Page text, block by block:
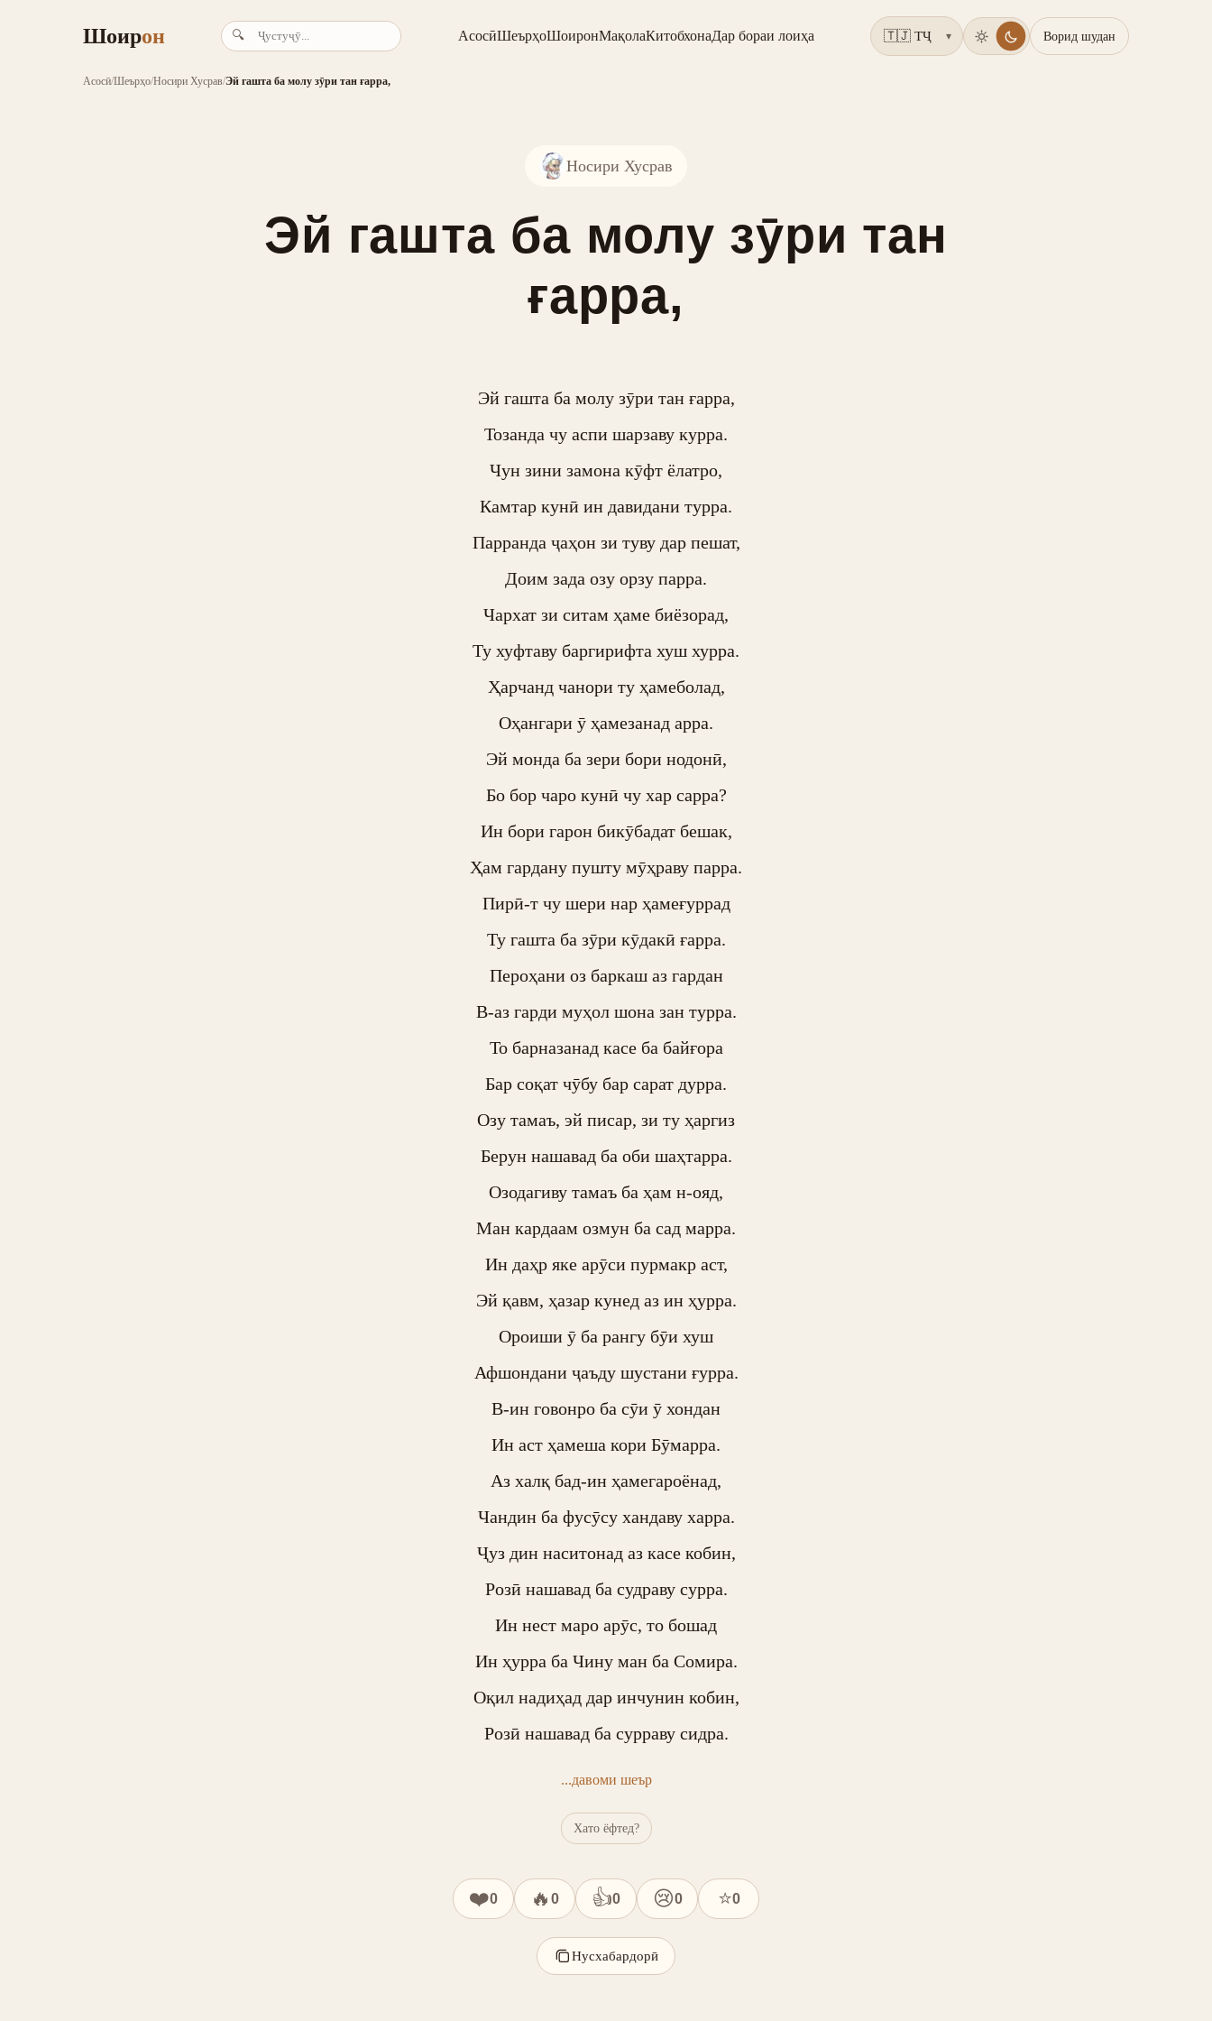
Шоирон 🔍 АсосӣШеърҳоШоиронМақолаКитобхонаДар бораи лоиҳа ▾ Ворид шудан
Асосӣ/Шеърҳо/Носири Хусрав/Эй гашта ба молу зӯри тан ғарра,
Носири Хусрав
Эй гашта ба молу зӯри тан
ғарра,
Эй гашта ба молу зӯри тан ғарра,
Тозанда чу аспи шарзаву курра.
Чун зини замона кӯфт ёлатро,
Камтар кунӣ ин давидани турра.
Парранда ҷаҳон зи туву дар пешат,
Доим зада озу орзу парра.
Чархат зи ситам ҳаме биёзорад,
Ту хуфтаву баргирифта хуш хурра.
Ҳарчанд чанори ту ҳамеболад,
Оҳангари ӯ ҳамезанад арра.
Эй монда ба зери бори нодонӣ,
Бо бор чаро кунӣ чу хар сарра?
Ин бори гарон бикӯбадат бешак,
Ҳам гардану пушту мӯҳраву парра.
Пирӣ-т чу шери нар ҳамеғуррад
Ту гашта ба зӯри кӯдакӣ ғарра.
Пероҳани оз баркаш аз гардан
В-аз гарди муҳол шона зан турра.
То барназанад касе ба байғора
Бар соқат чӯбу бар сарат дурра.
Озу тамаъ, эй писар, зи ту ҳаргиз
Берун нашавад ба оби шаҳтарра.
Озодагиву тамаъ ба ҳам н-ояд,
Ман кардаам озмун ба сад марра.
Ин даҳр яке арӯси пурмакр аст,
Эй қавм, ҳазар кунед аз ин ҳурра.
Ороиши ӯ ба рангу бӯи хуш
Афшондани ҷаъду шустани ғурра.
В-ин говонро ба сӯи ӯ хондан
Ин аст ҳамеша кори Бӯмарра.
Аз халқ бад-ин ҳамегароёнад,
Чандин ба фусӯсу хандаву харра.
Ҷуз дин наситонад аз касе кобин,
Розӣ нашавад ба судраву сурра.
Ин нест маро арӯс, то бошад
Ин ҳурра ба Чину ман ба Сомира.
Оқил надиҳад дар инчунин кобин,
Розӣ нашавад ба сурраву сидра.
...давоми шеър
Хато ёфтед?
❤️0 🔥 0 👍0 😢0 ⭐0
Нусхабардорӣ